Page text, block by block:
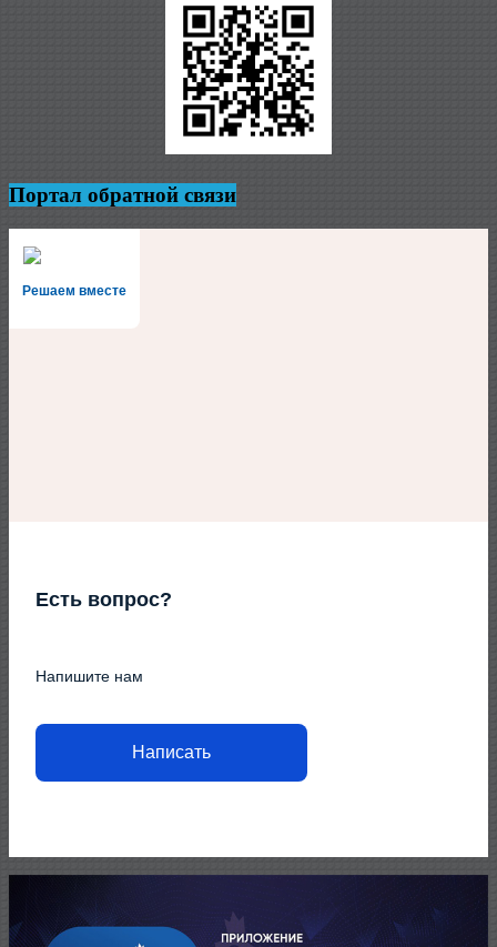
Портал обратной связи
Решаем вместе
Есть вопрос?
Напишите нам
Написать